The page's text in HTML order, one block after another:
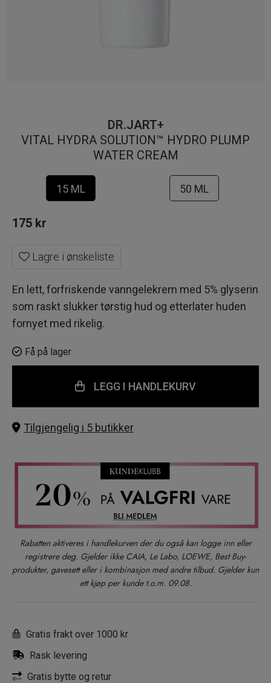
DR.JART+
VITAL HYDRA SOLUTION™ HYDRO PLUMP
WATER CREAM
15 ML 50 ML
175 kr
Lagre i ønskeliste
En lett, forfriskende vanngelekrem med 5% glyserin
som raskt slukker tørstig hud og etterlater huden
fornyet med rikelig.
Få på lager
LEGG I HANDLEKURV
Tilgjengelig i 5 butikker
Rabatten aktiveres i handlekurven der du også kan logge inn eller
registrere deg. Gjelder ikke CAIA, Le Labo, LOEWE, Best Buy-
produkter, gavesett eller i kombinasjon med andre tilbud. Gjelder kun
ett kjøp per kunde t.o.m. 09.08.
Gratis frakt over 1000 kr
Rask levering
Gratis bytte og retur